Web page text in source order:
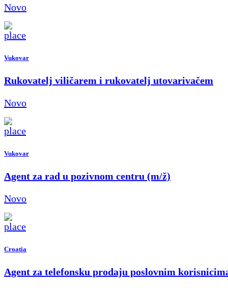
Novo
Vukovar
Rukovatelj viličarem i rukovatelj utovarivačem
Novo
Vukovar
Agent za rad u pozivnom centru (m/ž)
Novo
Croatia
Agent za telefonsku prodaju poslovnim